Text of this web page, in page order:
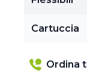
Cartuccia
Ordina